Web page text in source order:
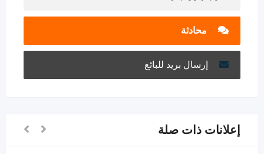
محادثة
إرسال بريد للبائع
إعلانات ذات صلة